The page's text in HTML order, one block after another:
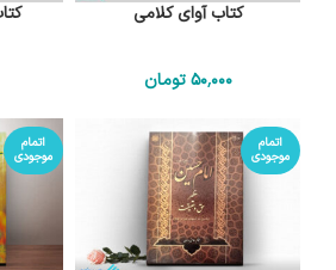
کتاب آوای کلامی
50٬000 تومان
اتمام
موجودی
اتمام
موجودی